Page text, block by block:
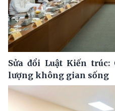
Sửa đổi Luật Kiến
lượng không gian sống